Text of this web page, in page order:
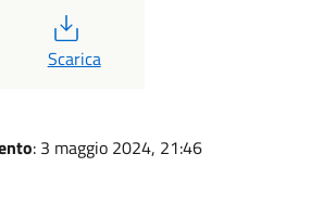
PDF
Scarica
: 3 maggio 2024, 21:46